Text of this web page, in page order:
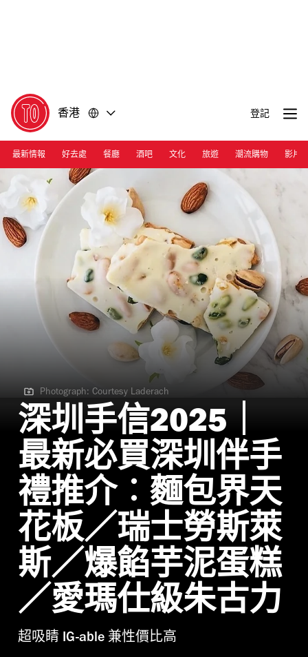
香港 登記
最新情報 好去處 餐廳 酒吧 文化 旅遊 潮流購物 影片
Photograph: Courtesy Laderach
Photograph: Courtesy Laderach
深圳手信2025｜
最新必買深圳伴手
禮推介︰麵包界天
花板／瑞士勞斯萊
斯／爆餡芋泥蛋糕
／愛瑪仕級朱古力
超吸睛 IG-able 兼性價比高